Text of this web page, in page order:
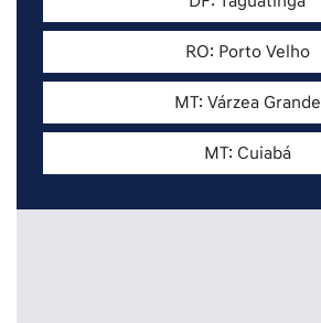
RO: Porto Velho
MT: Várzea Grande
MT: Cuiabá